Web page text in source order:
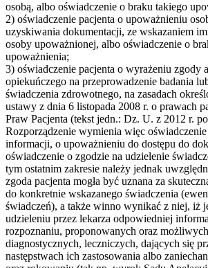
osobą, albo oświadczenie o braku takiego
2) oświadczenie pacjenta o upoważnieniu
uzyskiwania dokumentacji, ze wskazaniem
osoby upoważnionej, albo oświadczenie o
upoważnienia;
3) oświadczenie pacjenta o wyrażeniu zgody
opiekuńczego na przeprowadzenie badania
świadczenia zdrowotnego, na zasadach
ustawy z dnia 6 listopada 2008 r. o prawach
Praw Pacjenta (tekst jedn.: Dz. U. z 2012 r.
Rozporządzenie wymienia więc
informacji, o upoważnieniu do dostępu do
oświadczenie o zgodzie na udzielenie
tym ostatnim zakresie należy jednak
zgoda pacjenta mogła być uznana za
do konkretnie wskazanego świadczenia
świadczeń), a także winno wynikać z niej, iż
udzieleniu przez lekarza odpowiedniej
rozpoznaniu, proponowanych oraz
diagnostycznych, leczniczych, dających się
następstwach ich zastosowania albo